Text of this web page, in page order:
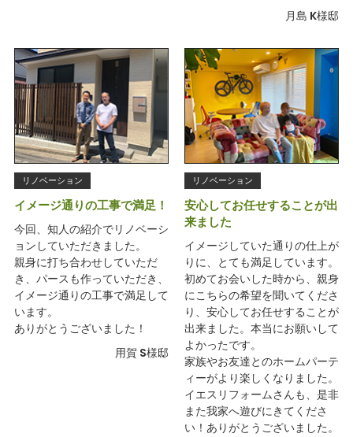
月島 K様邸
リノベーション
イメージ通りの工事で満足！
今回、知人の紹介でリノベーシ
ョンしていただきました。
親身に打ち合わせしていただ
き、パースも作っていただき、
イメージ通りの工事で満足して
います。
ありがとうございました！
用賀 S様邸
リノベーション
安心してお任せすることが出
来ました
イメージしていた通りの仕上が
りに、とても満足しています。
初めてお会いした時から、親身
にこちらの希望を聞いてくださ
り、安心してお任せすることが
出来ました。本当にお願いして
よかったです。
家族やお友達とのホームパーテ
ィーがより楽しくなりました。
イエスリフォームさんも、是非
また我家へ遊びにきてくださ
い！ありがとうございました。